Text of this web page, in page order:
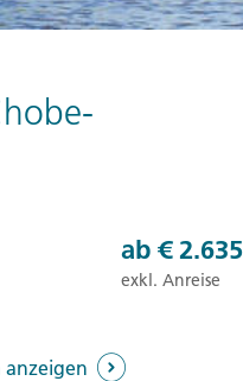
ab € 2.635
exkl. Anreise